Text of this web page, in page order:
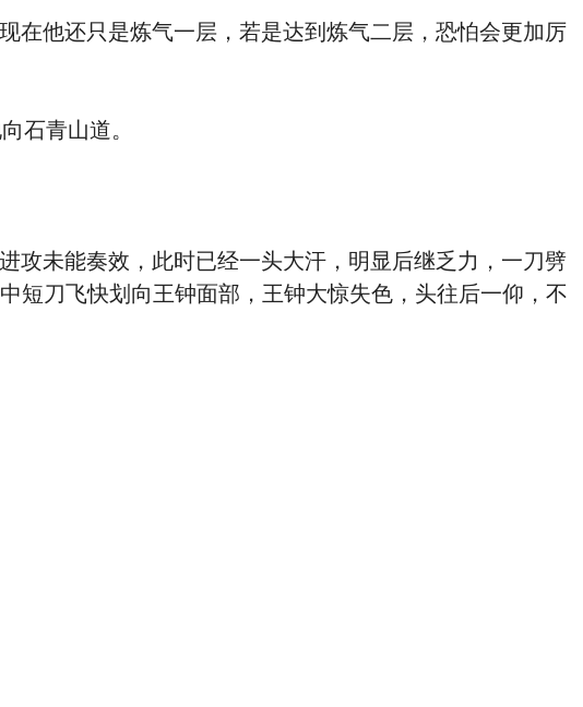
他还只是炼气一层，若是达到炼气二层，恐怕会更加厉
石青山道。
未能奏效，此时已经一头大汗，明显后继乏力，一刀劈
短刀飞快划向王钟面部，王钟大惊失色，头往后一仰，不